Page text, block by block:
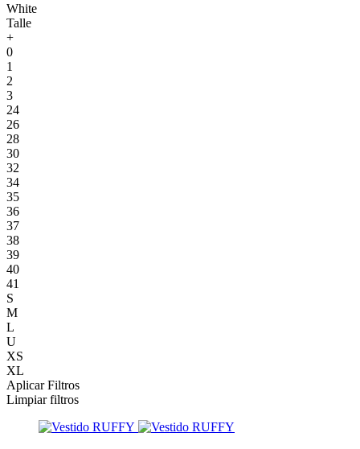
White
Talle
+
0
1
2
3
24
26
28
30
32
34
35
36
37
38
39
40
41
S
M
L
U
XS
XL
Aplicar Filtros
Limpiar filtros